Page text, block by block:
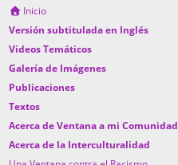
Inicio
Versión subtitulada en Inglés
Videos Temáticos
Galería de Imágenes
Publicaciones
Textos
Acerca de Ventana a mi Comunidad
Acerca de la Interculturalidad